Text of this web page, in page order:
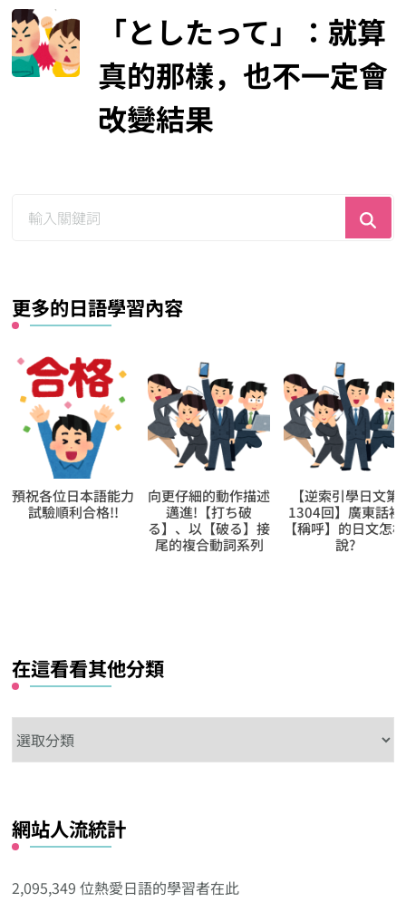
「としたって」：就算
真的那樣，也不一定會
改變結果
更多的日語學習內容
向更仔細的動作描述
邁進!【打ち破
【逆索引學日文第
1304回】廣東話裡
【稱呼】的日文怎樣
說?
【逆索引學日文第
50回】廣東話裡
【介紹】的日文怎樣
說?
在這看看其他分類
這
其
他
類
網站人流統計
2,095,349 位熱愛日語的學習者在此